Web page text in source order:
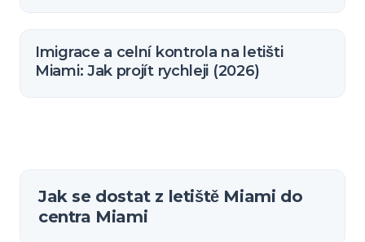
Imigrace a celní kontrola na letišti
Miami: Jak projít rychleji (2026)
Jak se dostat z letiště Miami do
centra Miami